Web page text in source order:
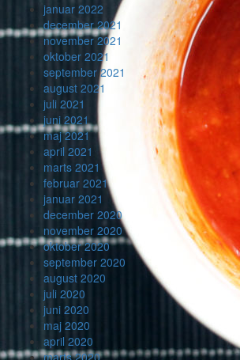
januar 2022
december 2021
november 2021
oktober 2021
september 2021
august 2021
juli 2021
juni 2021
maj 2021
april 2021
marts 2021
februar 2021
januar 2021
december 2020
november 2020
oktober 2020
september 2020
august 2020
juli 2020
juni 2020
maj 2020
april 2020